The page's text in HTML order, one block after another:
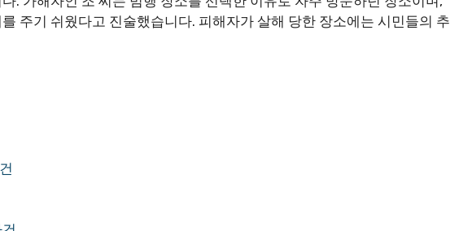
주기 쉬웠다고 진술했습니다. 피해자가 살해 당한 장소에는 시민들의 추